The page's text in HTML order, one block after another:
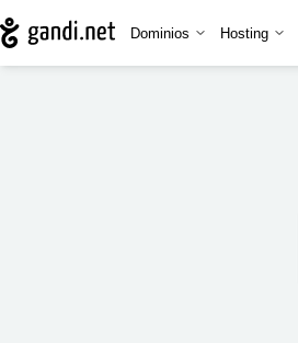
Dominios Hosting